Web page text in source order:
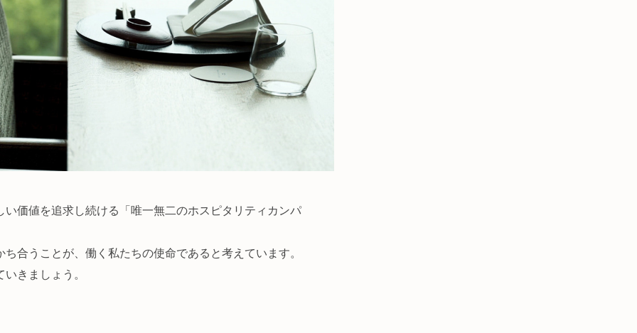
価値を追求し続ける「唯一無二のホスピタリティカンパ
合うことが、働く私たちの使命であると考えています。
きましょう。